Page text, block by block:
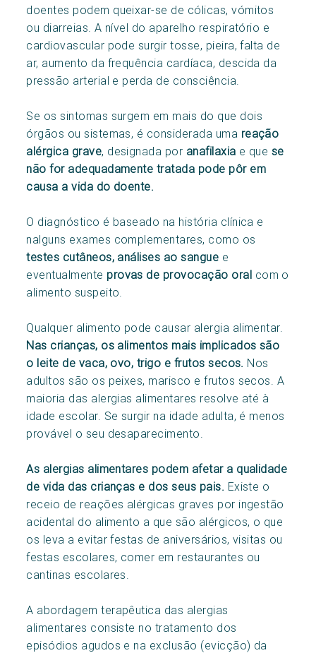
doentes podem queixar-se de cólicas, vómitos
ou diarreias. A nível do aparelho respiratório e
cardiovascular pode surgir tosse, pieira, falta de
ar, aumento da frequência cardíaca, descida da
pressão arterial e perda de consciência.
Se os sintomas surgem em mais do que dois
órgãos ou sistemas, é considerada uma reação
alérgica grave, designada por anafilaxia e que se
não for adequadamente tratada pode pôr em
causa a vida do doente.
O diagnóstico é baseado na história clínica e
nalguns exames complementares, como os
testes cutâneos, análises ao sangue e
eventualmente provas de provocação oral com o
alimento suspeito.
Qualquer alimento pode causar alergia alimentar.
Nas crianças, os alimentos mais implicados são
o leite de vaca, ovo, trigo e frutos secos. Nos
adultos são os peixes, marisco e frutos secos. A
maioria das alergias alimentares resolve até à
idade escolar. Se surgir na idade adulta, é menos
provável o seu desaparecimento.
As alergias alimentares podem afetar a qualidade
de vida das crianças e dos seus pais. Existe o
receio de reações alérgicas graves por ingestão
acidental do alimento a que são alérgicos, o que
os leva a evitar festas de aniversários, visitas ou
festas escolares, comer em restaurantes ou
cantinas escolares.
A abordagem terapêutica das alergias
alimentares consiste no tratamento dos
episódios agudos e na exclusão (evicção) da